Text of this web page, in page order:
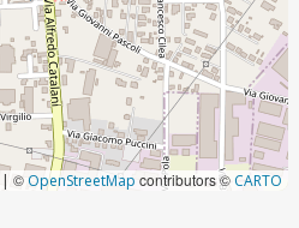
| © OpenStreetMap contributors © CARTO